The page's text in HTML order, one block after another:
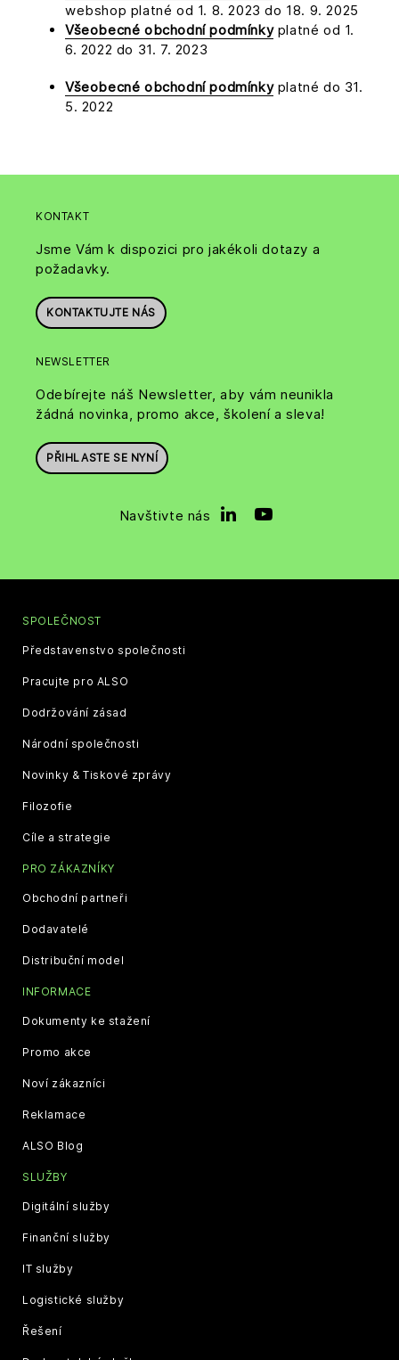
webshop platné od 1. 8. 2023 do 18. 9. 2025
Všeobecné obchodní podmínky platné od 1.
6. 2022 do 31. 7. 2023
Všeobecné obchodní podmínky platné do 31.
5. 2022
KONTAKT
Jsme Vám k dispozici pro jakékoli dotazy a
požadavky.
KONTAKTUJTE NÁS
NEWSLETTER
Odebírejte náš Newsletter, aby vám neunikla
žádná novinka, promo akce, školení a sleva!
PŘIHLASTE SE NYNÍ
Navštivte nás
SPOLEČNOST
Představenstvo společnosti
Pracujte pro ALSO
Dodržování zásad
Národní společnosti
Novinky & Tiskové zprávy
Filozofie
Cíle a strategie
PRO ZÁKAZNÍKY
Obchodní partneři
Dodavatelé
Distribuční model
INFORMACE
Dokumenty ke stažení
Promo akce
Noví zákazníci
Reklamace
ALSO Blog
SLUŽBY
Digitální služby
Finanční služby
IT služby
Logistické služby
Řešení